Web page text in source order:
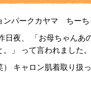
ンパークカヤマ ちーち
日夜、 「お母ちゃんあ
」 って言われました。
キャロン肌着取り扱